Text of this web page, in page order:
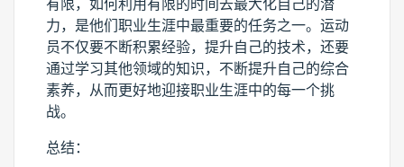
力，是他们职业生涯中最重要的任务之一。运动
员不仅要不断积累经验，提升自己的技术，还要
通过学习其他领域的知识，不断提升自己的综合
素养，从而更好地迎接职业生涯中的每一个挑
战。
总结：